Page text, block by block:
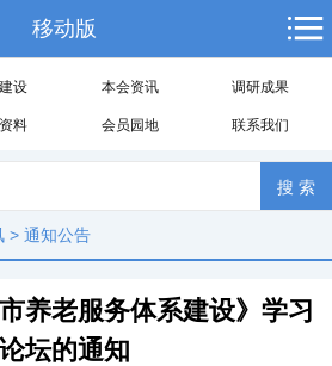
移动版
设 本会资讯 调研成果
料 会员园地 联系我们
> 通知公告
养老服务体系建设》学习
论坛的通知